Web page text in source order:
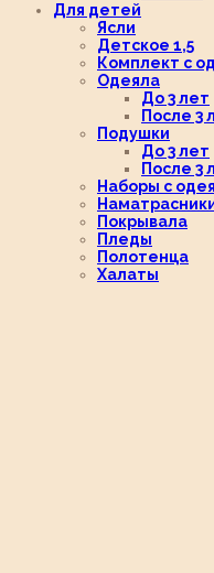
Для детей
Ясли
Детское 1,5
Комплект с
Одеяла
До 3 лет
После 3
Подушки
До 3 лет
После 3
Наборы с
Покрывала
Пледы
Полотенца
Халаты